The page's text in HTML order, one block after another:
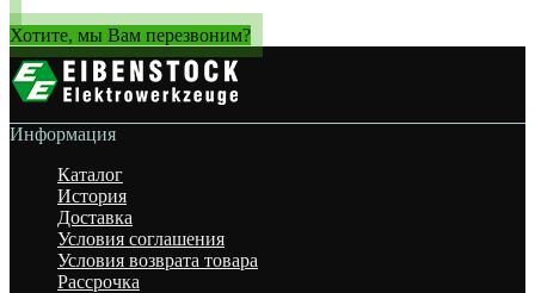
Хотите, мы Вам перезвоним?
Информация
Каталог
История
Доставка
Условия соглашения
Условия возврата товара
Рассрочка